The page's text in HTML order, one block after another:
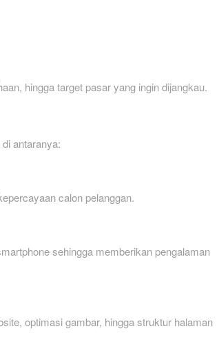
hingga target pasar yang ingin dijangkau.
antaranya:
calon pelanggan.
sehingga memberikan pengalaman
optimasi gambar, hingga struktur halaman